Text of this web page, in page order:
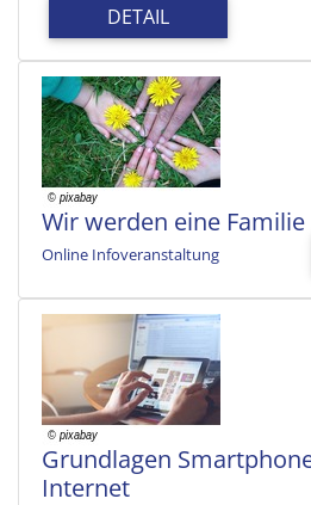
DETAIL
Wir werden eine Familie
Online Infoveranstaltung
Grundlagen
Internet